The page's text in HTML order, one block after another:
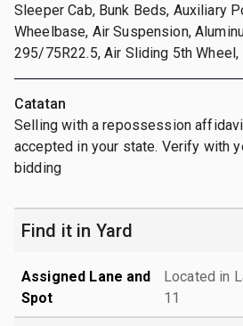
Sleeper Cab, Bunk Beds, Auxiliary
Wheelbase, Air Suspension,
295/75R22.5, Air Sliding 5th Wheel,
Catatan
Selling with a repossession
accepted in your state. Verify with
bidding
Find it in Yard
Assigned Lane and
Spot
Located in
11